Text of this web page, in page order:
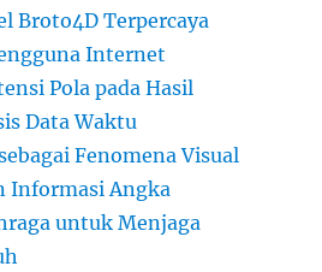
Broto4D Terpercaya
Internet
Pola pada Hasil
Data Waktu
Fenomena Visual
Informasi Angka
untuk Menjaga